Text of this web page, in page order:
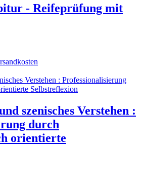
- Reifeprüfung mit
szenisches Verstehen :
durch
orientierte